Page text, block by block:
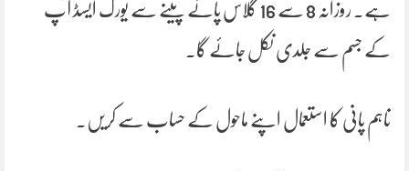
ہے۔ روزانہ 8 سے 16 گلاس پانے پینے سے یورک ایسڈ آپ
کے جسم سے جلدی نکل جائے گا۔
تاہم پانی کا استعمال اپنے ماحول کے حساب سے کریں۔